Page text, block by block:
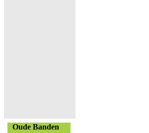
Oude Banden